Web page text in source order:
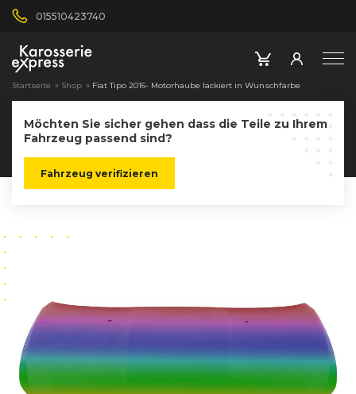
015510423740
Startseite » Shop » Fiat Tipo 2016- Motorhaube lackiert in Wunschfarbe
Möchten Sie sicher gehen dass die Teile zu Ihrem
Fahrzeug passend sind?
Fahrzeug verifizieren